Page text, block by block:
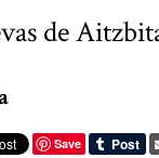
de
Save